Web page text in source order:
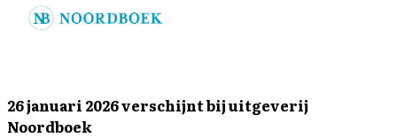
26 januari 2026 verschijnt bij uitgeverij
Noordboek